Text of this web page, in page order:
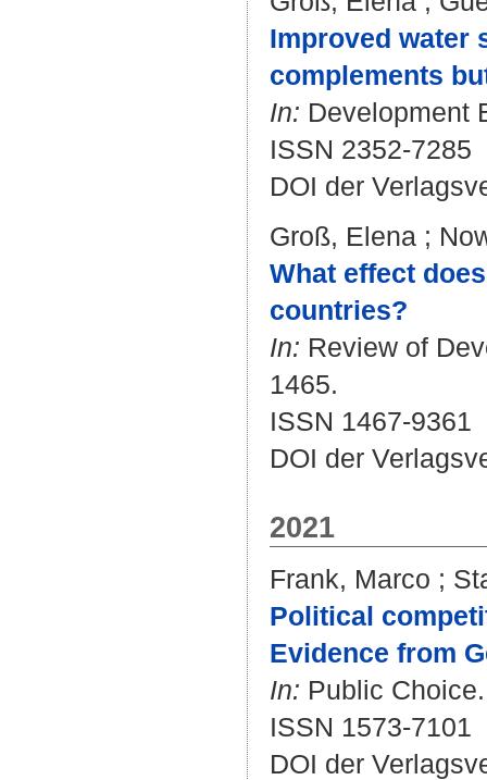
Improved water
complements
In: Development
ISSN 2352-7285
DOI der
Groß, Elena ;
What effect
countries?
In: Review of
1465.
ISSN 1467-9361
DOI der
2021
Frank, Marco ;
Political
Evidence from
In: Public
ISSN 1573-7101
DOI der